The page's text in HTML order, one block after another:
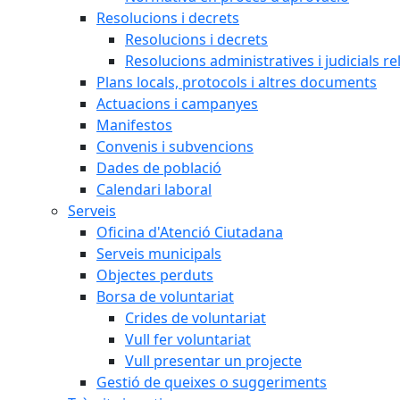
Resolucions i decrets
Resolucions i decrets
Resolucions administratives i judicials
Plans locals, protocols i altres documents
Actuacions i campanyes
Manifestos
Convenis i subvencions
Dades de població
Calendari laboral
Serveis
Oficina d'Atenció Ciutadana
Serveis municipals
Objectes perduts
Borsa de voluntariat
Crides de voluntariat
Vull fer voluntariat
Vull presentar un projecte
Gestió de queixes o suggeriments